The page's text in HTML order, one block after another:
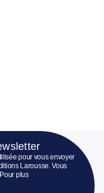
pour vous envoyer
Larousse. Vous
plus